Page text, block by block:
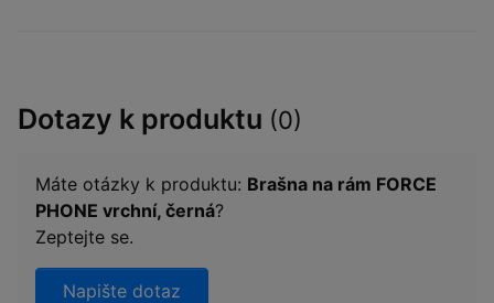
Dotazy k produktu (0)
Máte otázky k produktu: Brašna na rám FORCE
PHONE vrchní, černá?
Zeptejte se.
Napište dotaz